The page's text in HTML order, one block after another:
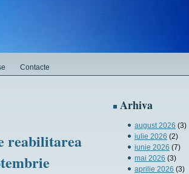
Contacte
reabilitarea
Arhiva
august 2026 (3)
iulie 2026 (2)
iunie 2026 (7)
mai 2026 (3)
aprilie 2026 (3)